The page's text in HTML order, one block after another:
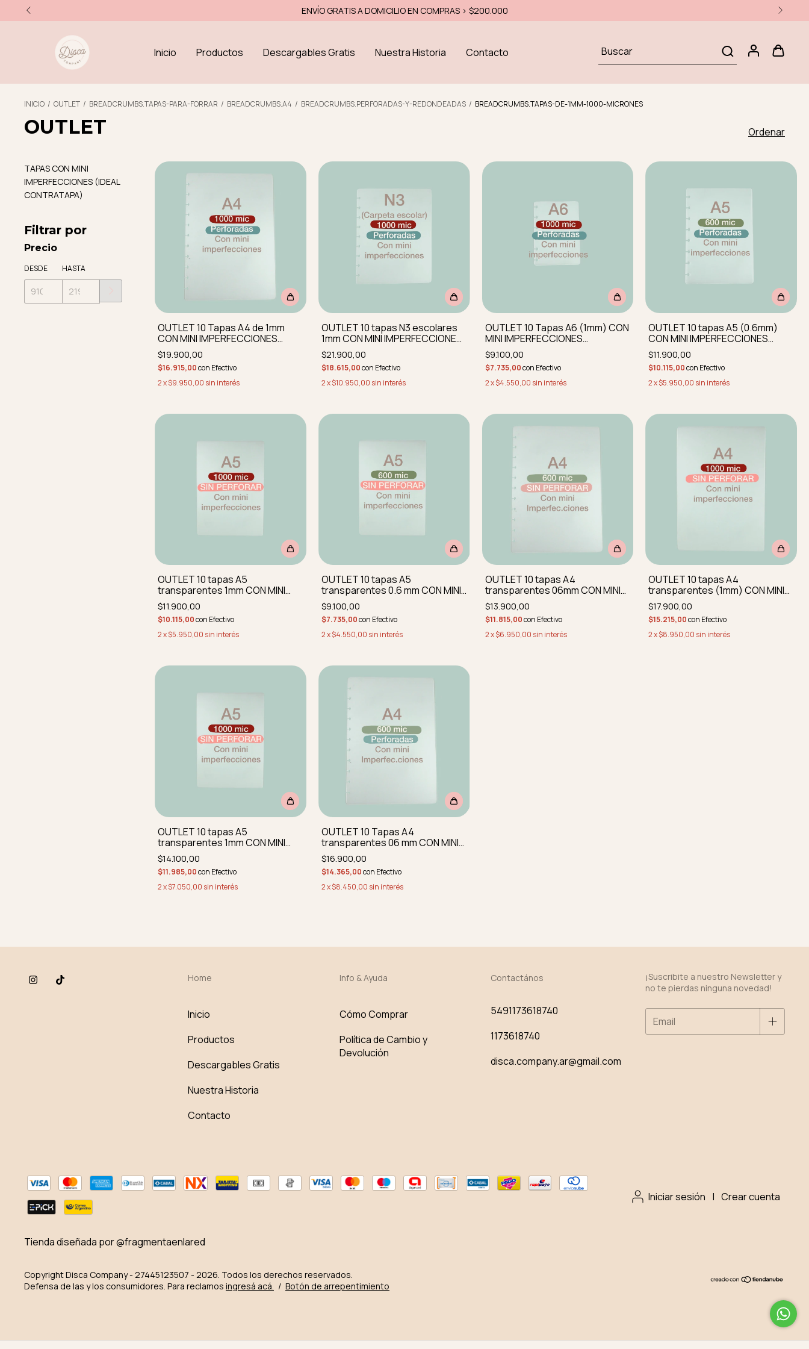
15% OFF EFECTIVO - 10% OFF TRANSFERENCIA
Inicio Productos Descargables Gratis Nuestra Historia Contacto
INICIO / OUTLET / BREADCRUMBS.TAPAS-PARA-FORRAR / BREADCRUMBS.A4 / BREADCRUMBS.PERFORADAS-Y-REDONDEADAS / BREADCRUMBS.TAPAS-DE-1MM-1000-MICRONES
OUTLET Ordenar
TAPAS CON MINI
IMPERFECCIONES (IDEAL
CONTRATAPA)
Filtrar por
Precio
DESDE HASTA
OUTLET 10 Tapas A4 de 1mm
CON MINI IMPERFECCIONES
perforadas y redondeadas
$19.900,00
$16.915,00con Efectivo
2x$9.950,00 sin interés
OUTLET 10 tapas N3 escolares
1mm CON MINI IMPERFECCIONES
perforadas
$21.900,00
$18.615,00con Efectivo
2x$10.950,00 sin interés
OUTLET 10 Tapas A6 (1mm) CON
MINI IMPERFECCIONES
perforadas y redondeadas
$9.100,00
$7.735,00con Efectivo
2x$4.550,00 sin interés
OUTLET 10 tapas A5 (0.6mm)
CON MINI IMPERFECCIONES
perforadas y redondeadas
$11.900,00
$10.115,00con Efectivo
2x$5.950,00 sin interés
OUTLET 10 tapas A5
transparentes 1mm CON MINI
IMPERFEC REDONDEADAS sin
perforar
$11.900,00
$10.115,00con Efectivo
2x$5.950,00 sin interés
OUTLET 10 tapas A5
transparentes 0.6 mm CON MINI
IMPERF REDONDEADAS SIN
PERFORAR
$9.100,00
$7.735,00con Efectivo
2x$4.550,00 sin interés
OUTLET 10 tapas A4
transparentes 06mm CON MINI
IMPERFECCIONES REDOND SIN
PERF
$13.900,00
$11.815,00con Efectivo
2x$6.950,00 sin interés
OUTLET 10 tapas A4
transparentes (1mm) CON MINI
IMPERFECCIONES SIN PERFORAR
$17.900,00
$15.215,00con Efectivo
2x$8.950,00 sin interés
OUTLET 10 tapas A5
transparentes 1mm CON MINI
IMPERFEC PERFORADAS Y
REDON
$14.100,00
$11.985,00con Efectivo
2x$7.050,00 sin interés
OUTLET 10 Tapas A4
transparentes 06 mm CON MINI
IMPERF perforadas y redond
$16.900,00
$14.365,00con Efectivo
2x$8.450,00 sin interés
Home
Inicio
Productos
Descargables Gratis
Nuestra Historia
Contacto
Info & Ayuda
Cómo Comprar
Política de Cambio y
Devolución
Contactános
5491173618740
1173618740
disca.company.ar@gmail.com
¡Suscribite a nuestro Newsletter y
no te pierdas ninguna novedad!
Iniciar sesión | Crear cuenta
Tienda diseñada por @fragmentaenlared
Copyright Disca Company - 27445123507 - 2026. Todos los derechos reservados.
Defensa de las y los consumidores. Para reclamos ingresá acá. / Botón de arrepentimiento